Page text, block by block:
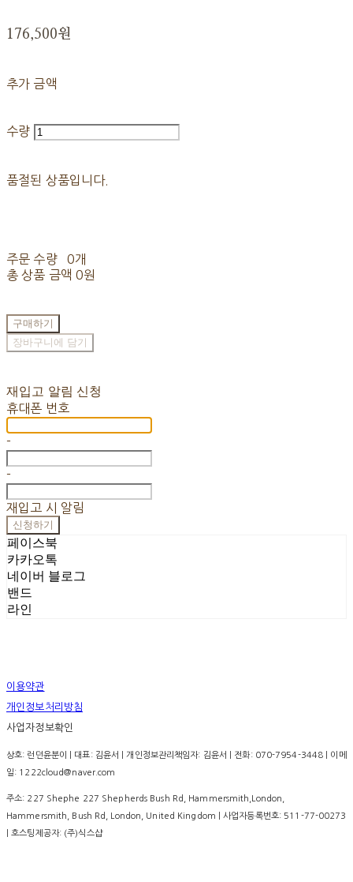
176,500원
추가 금액
수량
품절된 상품입니다.
주문 수량
0개
총 상품 금액 0원
구매하기
장바구니에 담기
재입고 알림 신청
휴대폰 번호
-
-
재입고 시 알림
신청하기
페이스북
카카오톡
네이버 블로그
밴드
라인
이용약관
개인정보처리방침
사업자정보확인
상호: 런던윤분이 | 대표: 김윤서 | 개인정보관리책임자: 김윤서 | 전화: 070-7954-3448 | 이메
일: 1222cloud@naver.com
주소: 227 Shephe 227 Shepherds Bush Rd, Hammersmith,London,
Hammersmith, Bush Rd, London, United Kingdom | 사업자등록번호: 511-77-00273
| 호스팅제공자: (주)식스샵